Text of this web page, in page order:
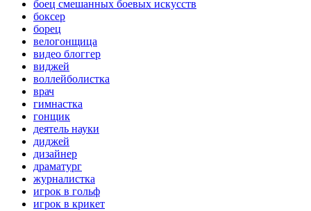
боец смешанных боевых искусств
боксер
борец
велогонщица
видео блоггер
виджей
воллейболистка
врач
гимнастка
гонщик
деятель науки
диджей
дизайнер
драматург
журналистка
игрок в гольф
игрок в крикет